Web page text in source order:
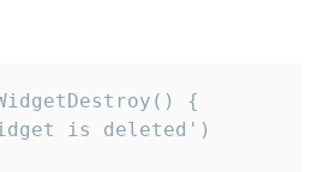
{
is deleted')